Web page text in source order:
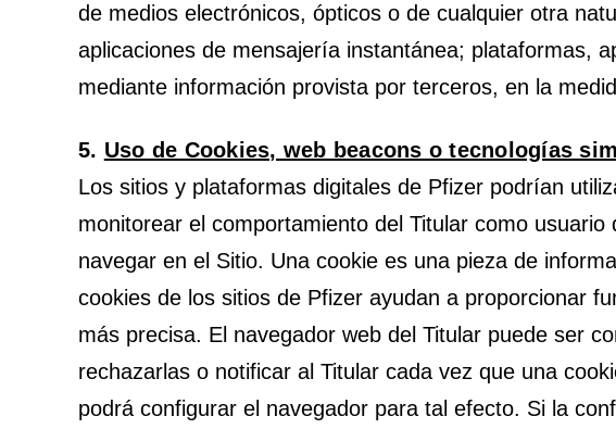
de medios electrónicos, ópticos o de cualquier otra
aplicaciones de mensajería instantánea; plataformas,
mediante información provista por terceros, en la
5. Uso de Cookies, web beacons o tecnologías
Los sitios y plataformas digitales de Pfizer podrían
monitorear el comportamiento del Titular como
navegar en el Sitio. Una cookie es una pieza de
cookies de los sitios de Pfizer ayudan a proporcionar
más precisa. El navegador web del Titular puede ser
rechazarlas o notificar al Titular cada vez que una
podrá configurar el navegador para tal efecto. Si la